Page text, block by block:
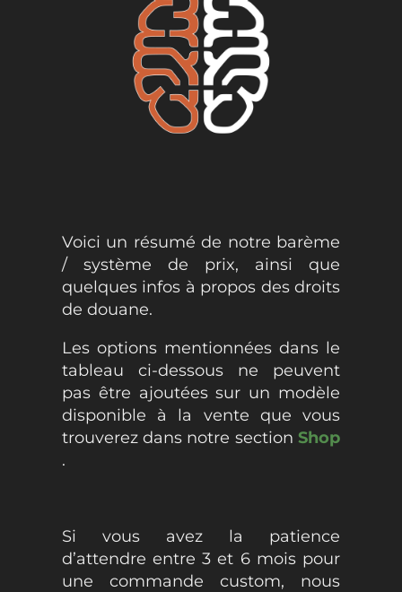
Voici un résumé de notre barème
/ système de prix, ainsi que
quelques infos à propos des droits
de douane.
Les options mentionnées dans le
tableau ci-dessous ne peuvent
pas être ajoutées sur un modèle
disponible à la vente que vous
trouverez dans notre sectionShop
.
Si vous avez la patience
d’attendre entre 3 et 6 mois pour
une commande custom, nous